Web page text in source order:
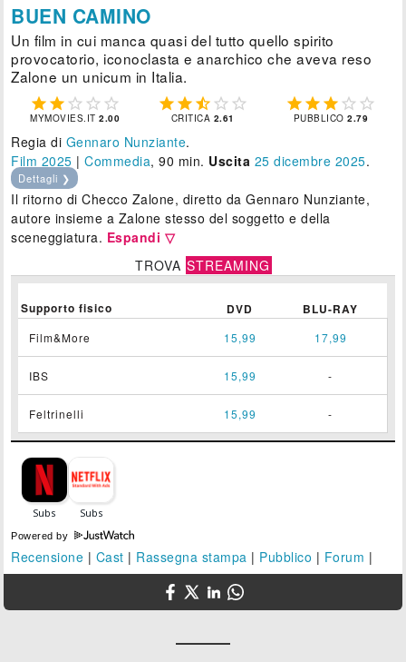
BUEN CAMINO
Un film in cui manca quasi del tutto quello spirito
provocatorio, iconoclasta e anarchico che aveva reso
Zalone un unicum in Italia.
    
MYMOVIES.IT2.00
    
CRITICA 2.61
    
PUBBLICO2.79
Regia di Gennaro Nunziante.
Film 2025 |Commedia, 90 min. Uscita 25 dicembre 2025.
Dettagli ❯
Il ritorno di Checco Zalone, diretto da Gennaro Nunziante,
autore insieme a Zalone stesso del soggetto e della
sceneggiatura. Espandi ▽
TROVA STREAMING
Supporto fisico DVD BLU-RAY
Film&More 15,99 17,99
IBS 15,99 -
Feltrinelli 15,99 -
Powered by
Recensione | Cast | Rassegna stampa | Pubblico | Forum |